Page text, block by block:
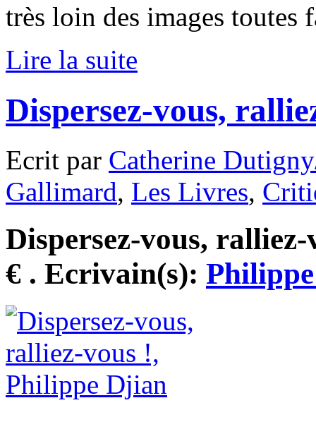
très loin des images toutes
Lire la suite
Dispersez-vous,
Ecrit par Catherine
Gallimard, Les Livres,
Dispersez-vous,
€ . Ecrivain(s):